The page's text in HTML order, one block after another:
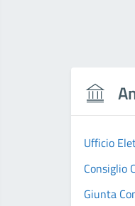
Ufficio
Consiglio
Giunta